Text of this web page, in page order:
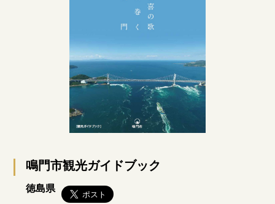
鳴門市観光ガイドブック
徳島県